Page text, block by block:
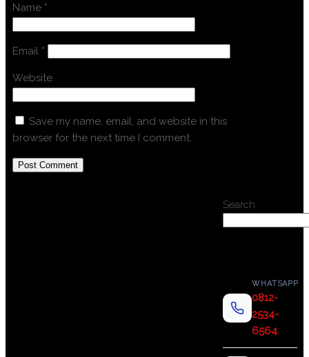
Name *
Email *
Website
Save my name, email, and website in this
browser for the next time I comment.
Search
WHATSAPP
0812-
2534-
6564